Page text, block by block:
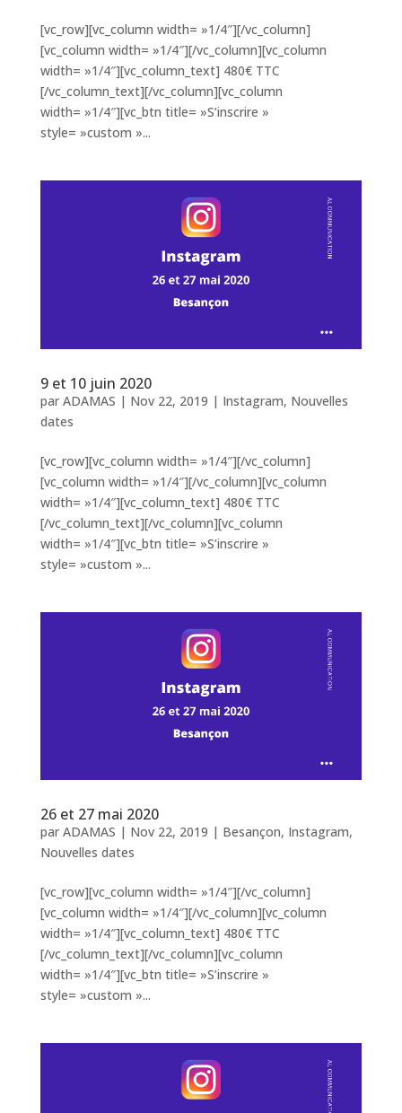
[vc_row][vc_column width= »1/4″][/vc_column]
[vc_column width= »1/4″][/vc_column][vc_column
width= »1/4″][vc_column_text] 480€ TTC
[/vc_column_text][/vc_column][vc_column
width= »1/4″][vc_btn title= »S’inscrire »
style= »custom »...
9 et 10 juin 2020
par ADAMAS | Nov 22, 2019 | Instagram, Nouvelles
dates
[vc_row][vc_column width= »1/4″][/vc_column]
[vc_column width= »1/4″][/vc_column][vc_column
width= »1/4″][vc_column_text] 480€ TTC
[/vc_column_text][/vc_column][vc_column
width= »1/4″][vc_btn title= »S’inscrire »
style= »custom »...
26 et 27 mai 2020
par ADAMAS | Nov 22, 2019 | Besançon, Instagram,
Nouvelles dates
[vc_row][vc_column width= »1/4″][/vc_column]
[vc_column width= »1/4″][/vc_column][vc_column
width= »1/4″][vc_column_text] 480€ TTC
[/vc_column_text][/vc_column][vc_column
width= »1/4″][vc_btn title= »S’inscrire »
style= »custom »...